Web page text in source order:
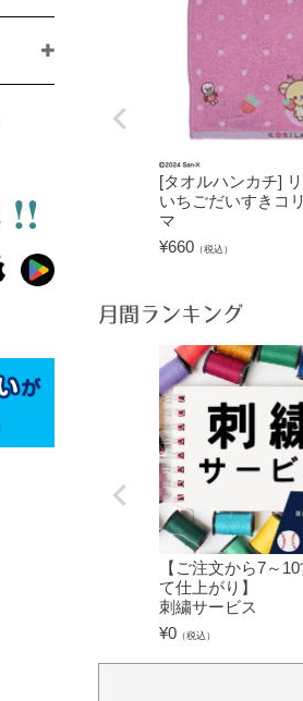
[タオルハンカチ]
いちごだいすきコ
マ
¥660 （税込）
月間ランキング
【ご注文から7～
て仕上がり】
刺繍サービス
¥0 （税込）